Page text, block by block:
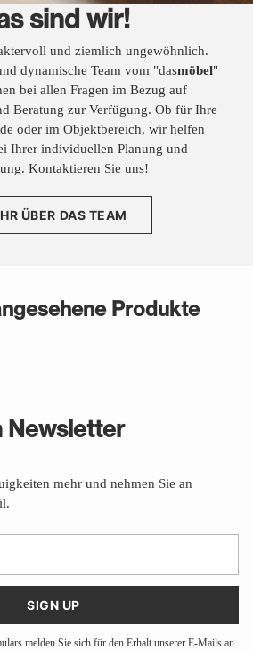
sind wir!
und ziemlich ungewöhnlich.
dynamische Team vom "dasmöbel"
bei allen Fragen im Bezug auf
Beratung zur Verfügung. Ob für Ihre
oder im Objektbereich, wir helfen
Ihrer individuellen Planung und
Kontaktieren Sie uns!
ÜBER DAS TEAM
Produkte
Newsletter
mehr und nehmen Sie an
SIGN UP
melden Sie sich für den Erhalt unserer E-Mails an